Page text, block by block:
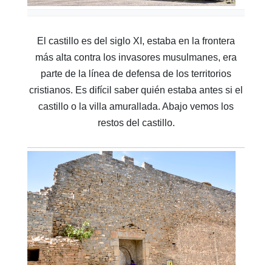
El castillo es del siglo XI, estaba en la frontera
más alta contra los invasores musulmanes, era
parte de la línea de defensa de los territorios
cristianos. Es difícil saber quién estaba antes si el
castillo o la villa amurallada. Abajo vemos los
restos del castillo.